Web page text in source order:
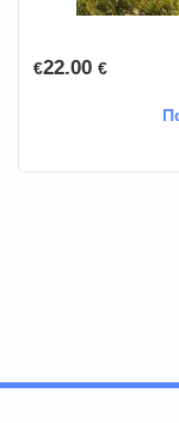
€22.00 €